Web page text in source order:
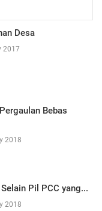
Desa
2017
Bebas
2018
Pil PCC yang...
2018